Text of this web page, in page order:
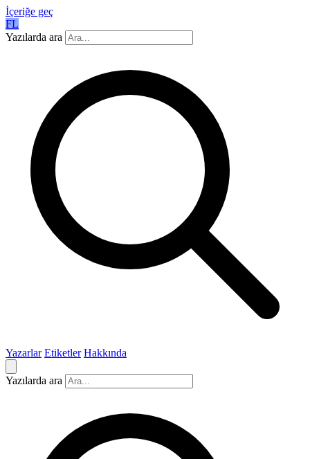
İçeriğe geç
FL
Yazılarda ara
Yazarlar Etiketler Hakkında
Yazılarda ara